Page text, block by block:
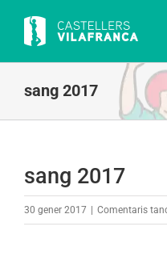
content
sang 2017
sang 2017
30 gener 2017 Comentaris